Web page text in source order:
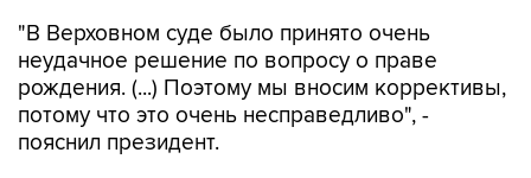
"В Верховном суде было принято очень
неудачное решение по вопросу о праве
рождения. (...) Поэтому мы вносим коррективы,
потому что это очень несправедливо", -
пояснил президент.